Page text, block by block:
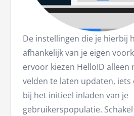
De instellingen die je hierbij
afhankelijk van je eigen
ervoor kiezen HelloID alleen
velden te laten updaten, iets
bij het initieel inladen van je
gebruikerspopulatie.